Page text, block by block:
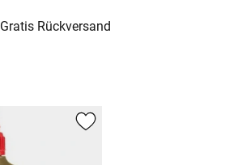
Gratis Rückversand